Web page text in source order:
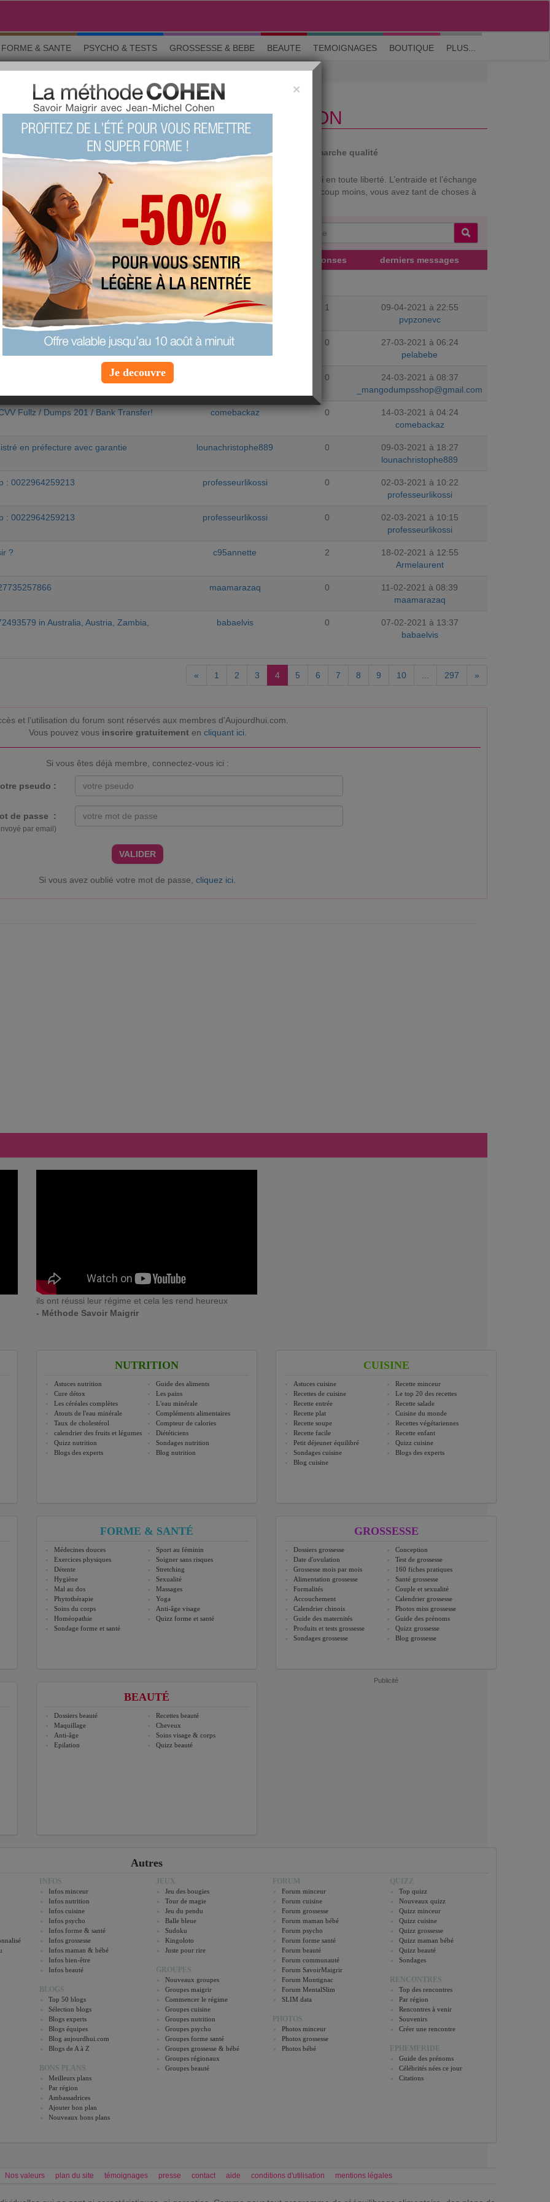
M'inscrire| Me connecter| ? Visite guidée
FORME & SANTE PSYCHO & TESTS GROSSESSE & BEBE BEAUTE TEMOIGNAGES BOUTIQUE PLUS...
et nutrition
ÉQUILIBRÉE ET NUTRITION
& tests Grossesse Maman & bébé Beauté La communauté Démarche qualité
avez des informations nutritionnelles pertinentes à partager, exprimez-vous ici en toute liberté. L’entraide et l’échange
qui fait grossir, ce qui fait maigrir, ce qui est bon pour la santé et ce qui l’est beaucoup moins, vous avez tant de choses à
les grandes marques font l'objet de discussions animées ici !
Chercher un sujet particulier :
auteur réponses derniers messages
equipe-aujourdhuicom
acidaburnreviews 1
09-04-2021 à 22:55
pvpzonevc
99772440 pelabebe 0
27-03-2021 à 06:24
pelabebe
pin - dumps with pin - Cvv full Shop 0
24-03-2021 à 08:37
_mangodumpsshop@gmail.com
Fullz / Dumps 201 / Bank Transfer! comebackaz 0
14-03-2021 à 04:24
comebackaz
en préfecture avec garantie lounachristophe889 0
09-03-2021 à 18:27
lounachristophe889
: 0022964259213 professeurlikossi 0
02-03-2021 à 10:22
professeurlikossi
: 0022964259213 professeurlikossi 0
02-03-2021 à 10:15
professeurlikossi
? c95annette 2
18-02-2021 à 12:55
Armelaurent
maamarazaq 0
11-02-2021 à 08:39
maamarazaq
in Australia, Austria, Zambia, babaelvis 0
07-02-2021 à 13:37
babaelvis
« 1 2 3 4 5 6 7 8 9 10 297 »
et l’utilisation du forum sont réservés aux membres d'Aujourdhui.com.
Vous pouvez vous inscrire gratuitementen cliquant ici
Si vous êtes déjà membre, connectez-vous ici :
pseudo :
de passe :
par email)
VALIDER
Si vous avez oublié votre mot de passe,cliquez ici
ils ont réussi leur régime et cela les rend heureux
- Méthode Savoir Maigrir
NUTRITION
Astuces nutrition
Guide des aliments
Cure détox
Les pains
Les céréales complètes
L'eau minérale
Atouts de l'eau minérale
Compléments alimentaires
Taux de cholestérol
Compteur de calories
calendrier des fruits et légumes
Diététiciens
Quizz nutrition
Sondages nutrition
Blogs des experts
Blog nutrition
CUISINE
Astuces cuisine
Recette minceur
Recettes de cuisine
Le top 20 des recettes
Recette entrée
Recette salade
Recette plat
Cuisine du monde
Recette soupe
Recettes végétariennes
Recette facile
Recette enfant
Petit déjeuner équilibré
Quizz cuisine
Sondages cuisine
Blogs des experts
Blog cuisine
FORME & SANTÉ
Médecines douces
Sport au féminin
Exercices physiques
Soigner sans risques
Détente
Stretching
Hygiène
Sexualité
Mal au dos
Massages
Phytothérapie
Yoga
Soins du corps
Anti-âge visage
Homéopathie
Quizz forme et santé
Sondage forme et santé
GROSSESSE
Dossiers grossesse
Conception
Date d'ovulation
Test de grossesse
Grossesse mois par mois
160 fiches pratiques
Alimentation grossesse
Santé grossesse
Formalités
Couple et sexualité
Accouchement
Calendrier grossesse
Calendrier chinois
Photos miss grossesse
Guide des maternités
Guide des prénoms
Produits et tests grossesse
Quizz grossesse
Sondages grossesse
Blog grossesse
BEAUTÉ
Dossiers beauté
Recettes beauté
Maquillage
Cheveux
Anti-âge
Soins visage & corps
Epilation
Quizz beauté
Publicité
Autres
INFOS
Infos minceur
Infos nutrition
Infos cuisine
Infos psycho
Infos forme & santé
Infos grossesse
Infos maman & bébé
Infos bien-être
Infos beauté
BLOGS
Top 50 blogs
Sélection blogs
Blogs experts
Blogs équipes
Blog aujourdhui.com
Blogs de A à Z
BONS PLANS
Meilleurs plans
Par région
Ambassadrices
Ajouter bon plan
Nouveaux bons plans
JEUX
Jeu des bougies
Tour de magie
Jeu du pendu
Balle bleue
Sudoku
Kingoloto
Juste pour rire
GROUPES
Nouveaux groupes
Groupes maigrir
Commencer le régime
Groupes cuisine
Groupes nutrition
Groupes psycho
Groupes forme santé
Groupes grossesse & bébé
Groupes régionaux
Groupes beauté
FORUM
Forum minceur
Forum cuisine
Forum grossesse
Forum maman bébé
Forum psycho
Forum forme santé
Forum beauté
Forum communauté
Forum SavoirMaigrir
Forum Montignac
Forum MentalSlim
SLIM data
PHOTOS
Photos minceur
Photos grossesse
Photos bébé
QUIZZ
Top quizz
Nouveaux quizz
Quizz minceur
Quizz cuisine
Quizz grossesse
Quizz maman bébé
Quizz beauté
Sondages
RENCONTRES
Top des rencontres
Par région
Rencontres à venir
Souvenirs
Créer une rencontre
EPHEMERIDE
Guide des prénoms
Célébrités nées ce jour
Citations
Nos valeurs plan du site témoignages presse contact aide conditions d'utilisation mentions légales
×
Je decouvre